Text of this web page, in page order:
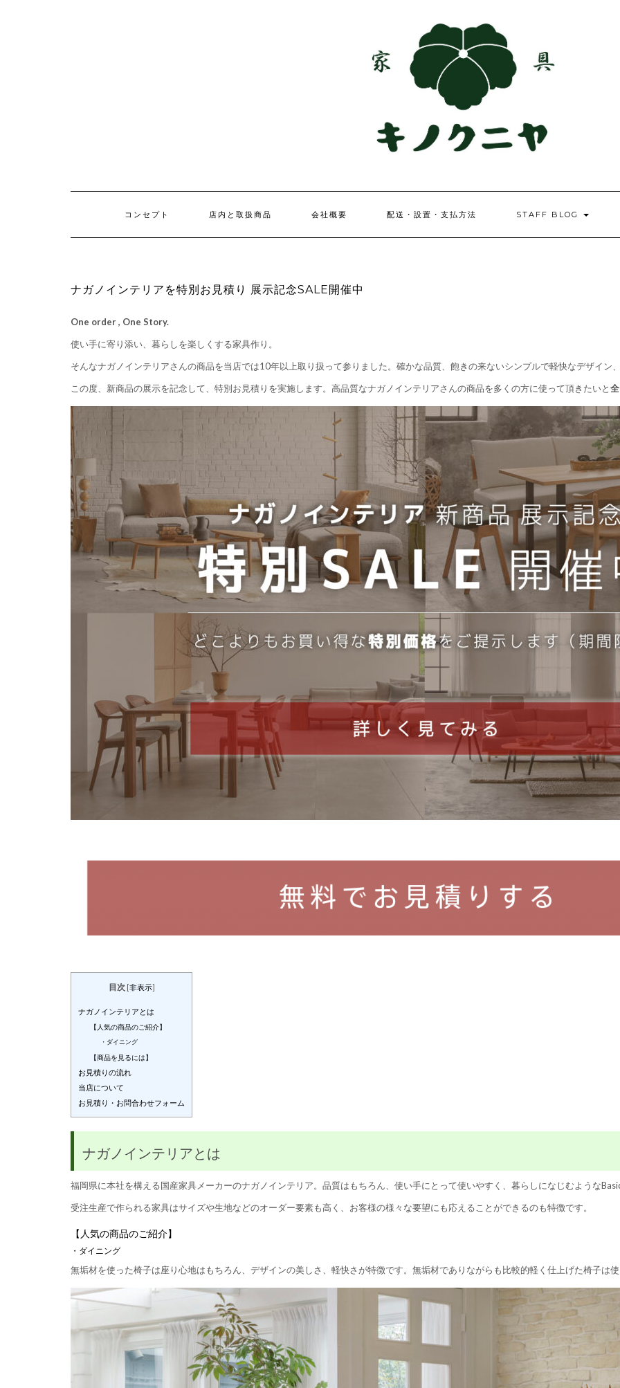
コンセプト 店内と取扱商品 会社概要 配送・設置・支払方法 STAFF BLOG
ナガノインテリアを特別お見積り 展示記念SALE開催中
One order , One Story.
使い手に寄り添い、暮らしを楽しくする家具作り。
そんなナガノインテリアさんの商品を当店では10年以上取り扱って参りました。確かな品質、飽きの来ないシンプルで軽快なデザイン
この度、新商品の展示を記念して、特別お見積りを実施します。高品質なナガノインテリアさんの商品を多くの方に使って頂きたいと
目次 [非表示]
ナガノインテリアとは
【人気の商品のご紹介】
・ダイニング
【商品を見るには】
お見積りの流れ
当店について
お見積り・お問合わせフォーム
ナガノインテリアとは
福岡県に本社を構える国産家具メーカーのナガノインテリア。品質はもちろん、使い手にとって使いやすく、暮らしになじむようなBasic
受注生産で作られる家具はサイズや生地などのオーダー要素も高く、お客様の様々な要望にも応えることができるのも特徴です。
【人気の商品のご紹介】
・ダイニング
無垢材を使った椅子は座り心地はもちろん、デザインの美しさ、軽快さが特徴です。無垢材でありながらも比較的軽く仕上げた椅子は使